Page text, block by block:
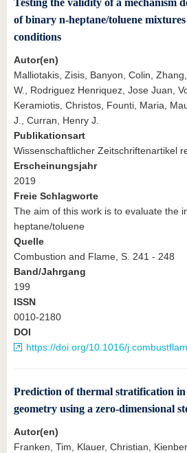
of binary n-heptane/toluene
conditions
Autor(en)
Malliotakis, Zisis, Banyon, Colin,
W., Rodriguez Henriquez, Jose Juan,
Keramiotis, Christos, Founti, Maria,
J., Curran, Henry J.
Publikationsart
Wissenschaftlicher Zeitschriftenartikel
Erscheinungsjahr
2019
Freie Schlagworte
The aim of this work is to evaluate the
heptane/toluene
Quelle
Combustion and Flame, S. 241 - 248
Band/Jahrgang
199
ISSN
0010-2180
DOI
https://doi.org/10.1016/
Prediction of thermal stratification in
geometry using a zero-dimensional
Autor(en)
Franken, Tim, Klauer, Christian,